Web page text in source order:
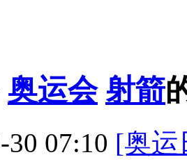
奥运会 射箭
30 07:10 [奥运